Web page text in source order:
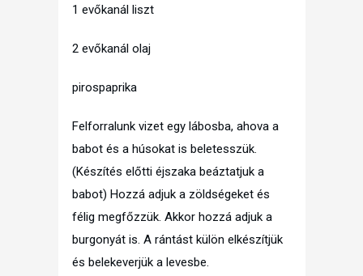
1 evőkanál liszt
2 evőkanál olaj
pirospaprika
Felforralunk vizet egy lábosba, ahova a
babot és a húsokat is beletesszük.
(Készítés előtti éjszaka beáztatjuk a
babot) Hozzá adjuk a zöldségeket és
félig megfőzzük. Akkor hozzá adjuk a
burgonyát is. A rántást külön elkészítjük
és belekeverjük a levesbe.